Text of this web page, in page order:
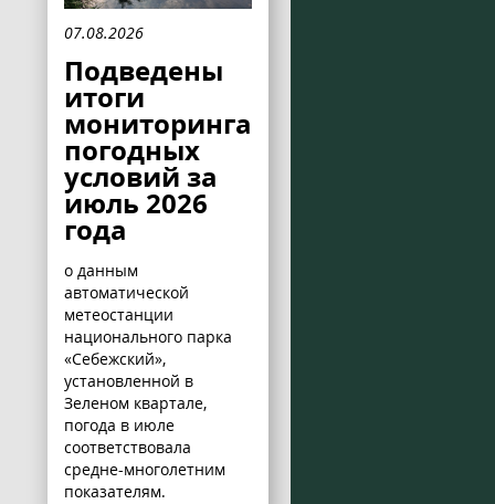
07.08.2026
Подведены
итоги
мониторинга
погодных
условий за
июль 2026
года
о данным
автоматической
метеостанции
национального парка
«Себежский»,
установленной в
Зеленом квартале,
погода в июле
соответствовала
средне-многолетним
показателям.